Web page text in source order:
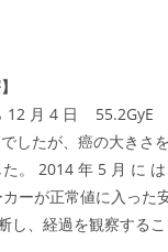
12 月 4 日 55.2GyE
したが、癌の大きさ
た。 2014 年 5 月 に
ーが正常値に入っ
し、経過を観察する